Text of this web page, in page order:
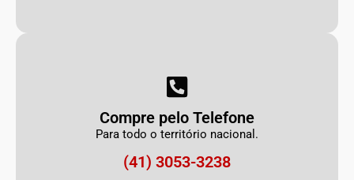
Compre pelo Telefone
Para todo o território nacional.
(41) 3053-3238